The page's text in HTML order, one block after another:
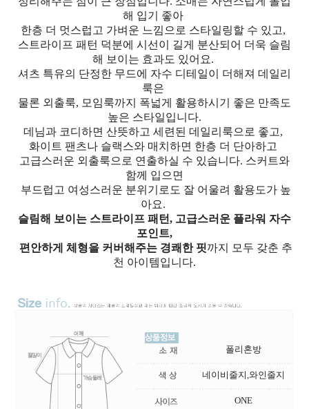
해 입기 좋아
한층 더 멋스럽고 가벼운 느낌으로 스타일링할 수 있고,
스트라이프 패턴 덕분에 시선이 길게 분산되어 더욱 슬림
해 보이는 효과도 있어요.
셔츠 특유의 단정한 무드에 자수 디테일이 더해져 데일리
룩은
물론 외출룩, 모임룩까지 폭넓게 활용하시기 좋은 만족도
높은 스타일입니다.
데님과 코디하면 산뜻하고 세련된 데일리룩으로 좋고,
화이트 팬츠나 슬랙스와 매치하면 한층 더 단아하고
고급스러운 외출룩으로 연출하실 수 있습니다. 스커트와
함께 입으면
부드럽고 여성스러운 분위기로도 잘 어울려 활용도가 높
아요.
슬림해 보이는 스트라이프 패턴, 고급스러운 플라워 자수
포인트,
편안하게 체형을 커버해주는 경쾌한 핏까지 모두 갖춘 추
천 아이템입니다.
폴리혼방
네이비줄지,와인줄지
ONE